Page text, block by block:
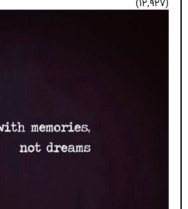
(۱۲,۹۲۷)